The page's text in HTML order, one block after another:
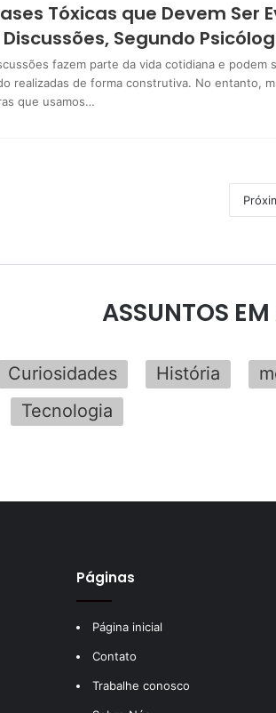
Tóxicas que Devem Ser
Segundo
fazem parte da vida cotidiana e podem
realizadas de forma construtiva. No entanto,
que usamos…
ASSUNTOS
Curiosidades História
Tecnologia
Páginas
Página inicial
Contato
Trabalhe conosco